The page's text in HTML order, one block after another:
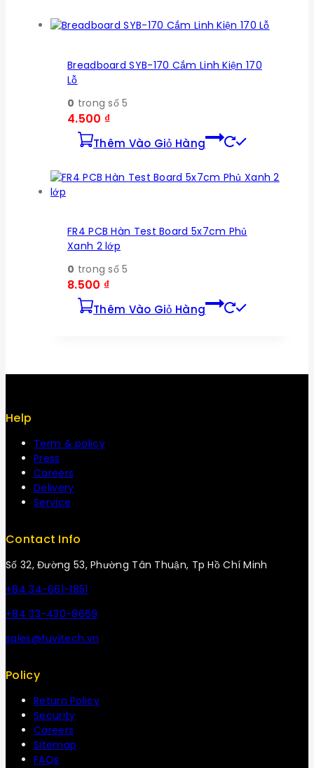
Breadboard SYB-170 Cắm Linh Kiện 170
Lỗ
0 trong số 5
4.500 ₫
Thêm Vào Giỏ Hàng
FR4 PCB Hàn Test Board 5x7cm Phủ
Xanh 2 lớp
0 trong số 5
8.500 ₫
Thêm Vào Giỏ Hàng
Help
Term & policy
Press
Careers
Delivery
Service
Contact Info
Số 32, Đường 53, Phường Tân Thuận, Tp Hồ Chí Minh
+84 34-661-1851
+84 33-430-8669
sales@fuvitech.vn
Policy
Return Policy
Security
Careers
Sitemap
FAQs